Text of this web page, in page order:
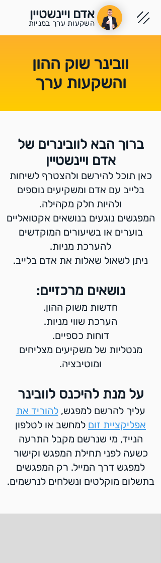
השקעות ערך במניות
אדם ויינשטיין
וובינר שוק ההון
והשקעות ערך
ברוך הבא לוובינרים של
אדם ויינשטיין
כאן תוכל להירשם ולהצטרף לשיחות
בלייב עם אדם ומשקיעים נוספים
ולהיות חלק מקהילה.
המפגשים נוגעים בנושאים אקטואליים
בוערים או בשיעורים המוקדשים
להערכת מניות.
ניתן לשאול שאלות את אדם בלייב.
נושאים מרכזיים:
חדשות משוק ההון.
הערכת שווי מניות.
דוחות כספיים.
מנטליות של משקיעים מצליחים
ומוטיבציה.
על מנת להיכנס לוובינר
עליך להרשם למפגש,להוריד את
אפליקציית זום למחשב או לטלפון
הנייד, מי שנרשם מקבל התרעה
כשעה לפני תחילת המפגש וקישור
למפגש דרך המייל. רק המפגשים
בתשלום מוקלטים ונשלחים לנרשמים.